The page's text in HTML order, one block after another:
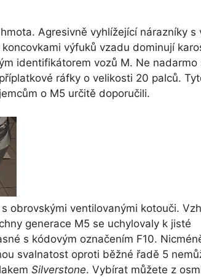
Agresivně vyhlížející nárazníky s
výfuků vzadu dominují
identifikátorem vozů M. Ne nadarmo
ráfky o velikosti 20 palců.
o M5 určitě doporučili.
obrovskými ventilovanými kotouči.
generace M5 se uchylovaly k jisté
s kódovým označením F10.
svalnatost oproti běžné řadě 5
Silverstone. Vybírat můžete z